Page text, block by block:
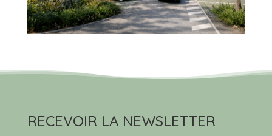
RECEVOIR LA NEWSLETTER